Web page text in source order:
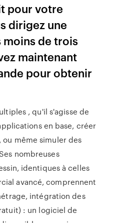
pour votre
dirigez une
de trois
maintenant
pour obtenir
, qu'il s'agisse de
en base, créer
même simuler des
nombreuses
identiques à celles
avancé, comprennent
intégration des
: un logiciel de